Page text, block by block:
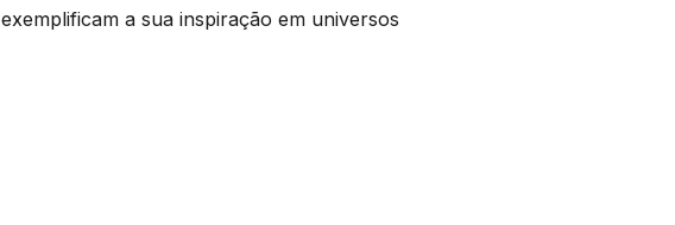
a sua inspiração em universos